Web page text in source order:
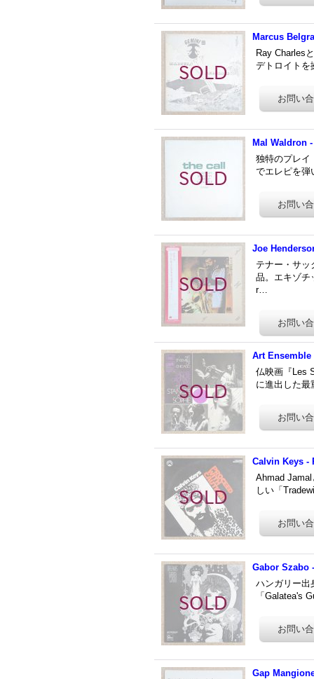
Marcus
Ray Charles
デトロイトを
Mal Waldron
独特のプレイ
でエレピを弾
Joe
テナー・サッ
品。エキゾチ
r…
Art Ensemble
仏映画『Les
に進出した
Calvin Keys -
Ahmad
しい「
Gabor Szabo
ハンガリー出
「Galatea's
Gap